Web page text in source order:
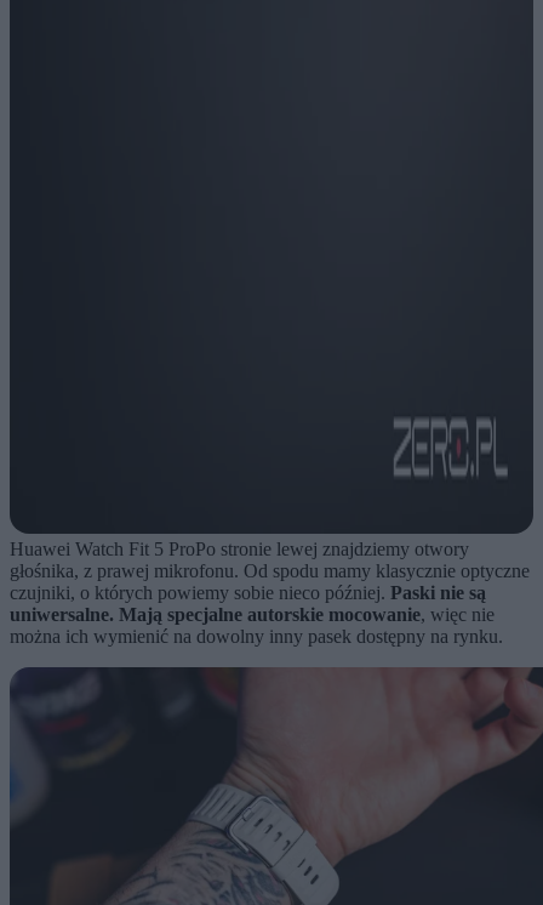
Huawei Watch Fit 5 ProPo stronie lewej znajdziemy otwory
głośnika, z prawej mikrofonu. Od spodu mamy klasycznie optyczne
czujniki, o których powiemy sobie nieco później. Paski nie są
uniwersalne. Mają specjalne autorskie mocowanie, więc nie
można ich wymienić na dowolny inny pasek dostępny na rynku.